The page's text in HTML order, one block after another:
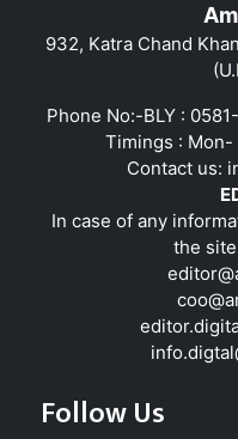
932, Katra Chand
Phone No:-BLY :
Timings : Mon-
Contact us:
In case of any
the
Follow Us